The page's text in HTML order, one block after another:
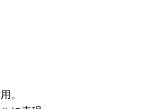
。